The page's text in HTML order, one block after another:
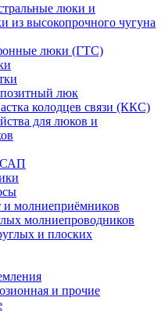
люки и
из высокопрочного чугуна
люки (ГТС)
люк
колодцев связи (ККС)
для люков и
и молниеприёмников
молниепроводников
и плоских
и прочие